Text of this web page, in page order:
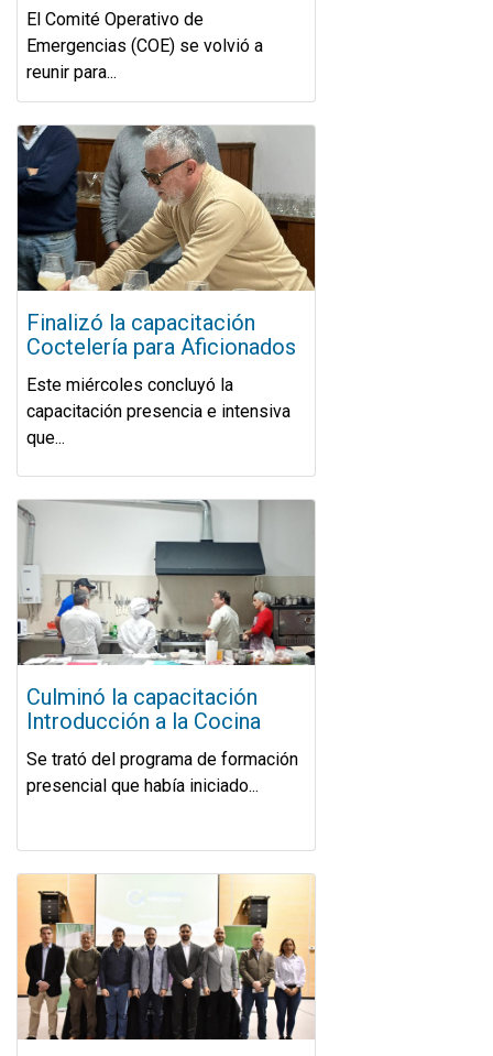
El Comité Operativo de
Emergencias (COE) se volvió a
reunir para...
Finalizó la capacitación
Coctelería para Aficionados
Este miércoles concluyó la
capacitación presencia e intensiva
que...
Culminó la capacitación
Introducción a la Cocina
Se trató del programa de formación
presencial que había iniciado...